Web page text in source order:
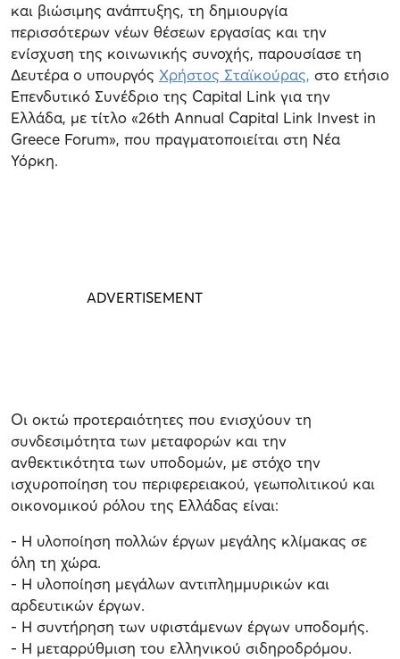
και βιώσιμης ανάπτυξης, τη δημιουργία
περισσότερων νέων θέσεων εργασίας και την
ενίσχυση της κοινωνικής συνοχής, παρουσίασε τη
Δευτέρα ο υπουργός Χρήστος Σταϊκούρας, στο ετήσιο
Επενδυτικό Συνέδριο της Capital Link για την
Ελλάδα, με τίτλο «26th Annual Capital Link Invest in
Greece Forum», που πραγματοποιείται στη Νέα
Υόρκη.
Οι οκτώ προτεραιότητες που ενισχύουν τη
συνδεσιμότητα των μεταφορών και την
ανθεκτικότητα των υποδομών, με στόχο την
ισχυροποίηση του περιφερειακού, γεωπολιτικού και
οικονομικού ρόλου της Ελλάδας είναι:
- Η υλοποίηση πολλών έργων μεγάλης κλίμακας σε
όλη τη χώρα.
- Η υλοποίηση μεγάλων αντιπλημμυρικών και
αρδευτικών έργων.
- Η συντήρηση των υφιστάμενων έργων υποδομής.
- Η μεταρρύθμιση του ελληνικού σιδηροδρόμου.